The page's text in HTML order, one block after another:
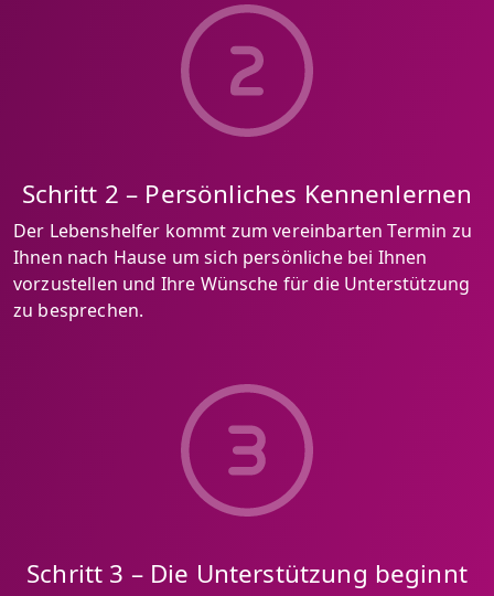
Schritt 2 – Persönliches Kennenlernen
Der Lebenshelfer kommt zum vereinbarten Termin zu
Ihnen nach Hause um sich persönliche bei Ihnen
vorzustellen und Ihre Wünsche für die Unterstützung
zu besprechen.
Schritt 3 – Die Unterstützung beginnt